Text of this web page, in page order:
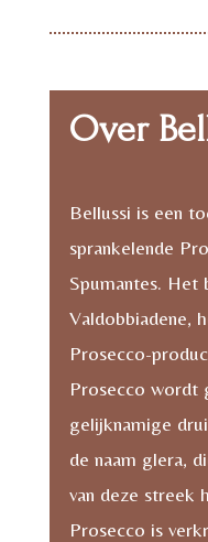
Liter
Over
Bellussi is een
sprankelende
Spumantes. Het
Valdobbiadene,
Prosecco-
Prosecco wordt
gelijknamige
de naam glera,
van deze streek
Prosecco is